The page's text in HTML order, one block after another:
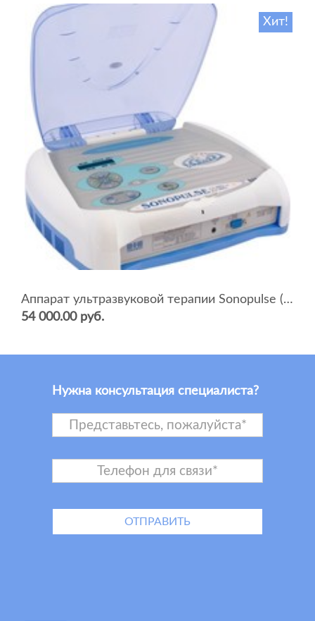
Хит!
Аппарат ультразвуковой терапии Sonopulse (мультичастотный 1 и 3 Мгц)
54 000.00 руб.
Нужна консультация специалиста?